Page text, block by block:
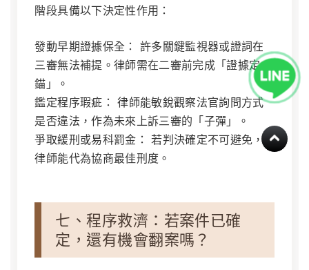
階段具備以下決定性作用：
發動早期證據保全：
許多關鍵監視器或證詞在
三審無法補提。律師需在二審前完成「證據定
錨」。
鑑定程序瑕疵： 律師能敏銳觀察法官詢問方式
是否違法，作為未來上訴三審的「子彈」。
爭取緩刑或易科罰金： 若判決確定不可避免，
律師能代為協商最佳刑度。
七、程序救濟：若案件已確
定，還有機會翻案嗎？